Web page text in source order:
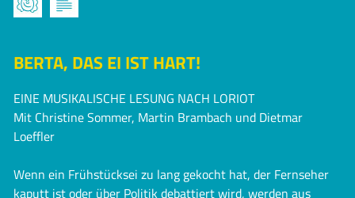
BERTA, DAS EI IST HART!
EINE MUSIKALISCHE LESUNG NACH LORIOT
Mit Christine Sommer, Martin Brambach und Dietmar
Loeffler
Wenn ein Frühstücksei zu lang gekocht hat, der Fernseher
kaputt ist oder über Politik debattiert wird, werden aus